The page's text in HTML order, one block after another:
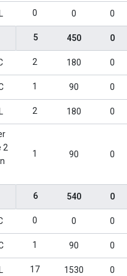
0 0 0
5 450 0
2 180 0
1 90 0
2 180 0
2
1 90 0
6 540 0
0 0 0
1 90 0
17 1530 0